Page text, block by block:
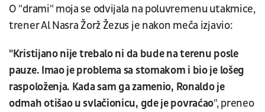
O "drami" moja se odvijala na poluvremenu utakmice,
trener Al Nasra Žorž Žezus je nakon meča izjavio:
"Kristijano nije trebalo ni da bude na terenu posle
pauze. Imao je problema sa stomakom i bio je lošeg
raspoloženja. Kada sam ga zamenio, Ronaldo je
odmah otišao u svlačionicu, gde je povraćao", preneo